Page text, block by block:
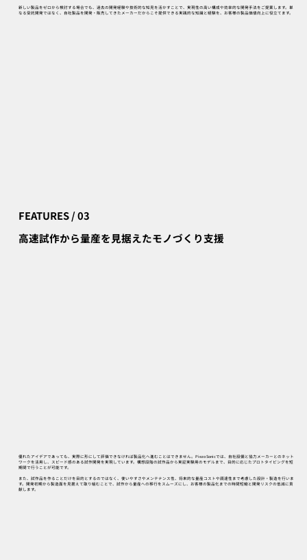
新しい製品をゼロから検討する場合でも、過去の開発経験や技術的な知見を活かすことで、実現性の高い構成や効率的な開発手法をご提案します。単
なる受託開発ではなく、自社製品を開発・販売してきたメーカーだからこそ提供できる実践的な知識と経験を、お客様の製品価値向上に役立てます。
FEATURES / 03
高速試作から量産を見据えたモノづくり支援
優れたアイデアであっても、実際に形にして評価できなければ製品化へ進むことはできません。Piezo Sonicでは、自社設備と協力メーカーとのネット
ワークを活用し、スピード感のある試作開発を実現しています。構想段階の試作品から実証実験用のモデルまで、目的に応じたプロトタイピングを短
期間で行うことが可能です。
また、試作品を作ることだけを目的とするのではなく、使いやすさやメンテナンス性、将来的な量産コストや調達性まで考慮した設計・製造を行いま
す。開発初期から製造面を見据えて取り組むことで、試作から量産への移行をスムーズにし、お客様の製品化までの時間短縮と開発リスクの低減に貢
献します。